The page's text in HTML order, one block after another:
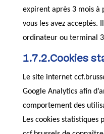
expirent après 3 mois
vous les avez acceptés.
ordinateur ou terminal
1.7.2.Cookies
Le site internet
Google Analytics afin
comportement des
Les cookies